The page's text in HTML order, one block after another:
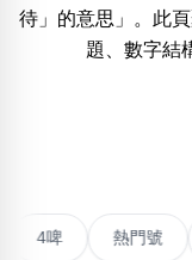
無0 無2無3無4無5
待」的意思」。此
題、數字結
熱門